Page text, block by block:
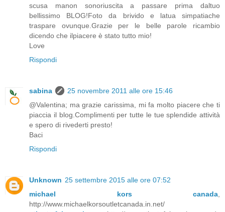
scusa manon sonoriuscita a passare prima daltuo
bellissimo BLOG!Foto da brivido e latua simpatiache
traspare ovunque.Grazie per le belle parole ricambio
dicendo che ilpiacere è stato tutto mio!
Love
Rispondi
sabina
25 novembre 2011 alle ore 15:46
@Valentina; ma grazie carissima, mi fa molto piacere che ti
piaccia il blog.Complimenti per tutte le tue splendide attività
e spero di rivederti presto!
Baci
Rispondi
Unknown 25 settembre 2015 alle ore 07:52
michael kors canada
http://www.michaelkorsoutletcanada.in.net/